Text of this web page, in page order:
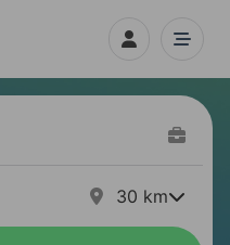
30 km